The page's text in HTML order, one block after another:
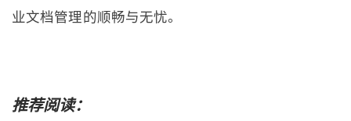
业文档管理的顺畅与无忧。
推荐阅读：